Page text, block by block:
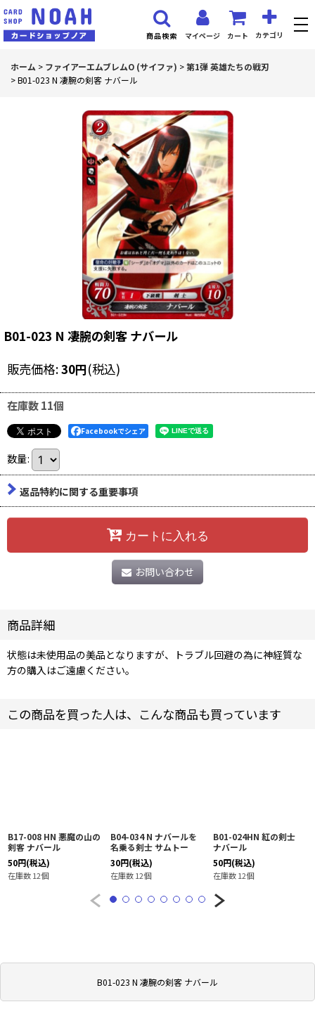
マイページ カート カテゴリ
商品検索
ホーム > ファイアーエムブレムO (サイファ) >第1弾 英雄たちの戦刃
>B01-023 N 凄腕の剣客 ナバール
B01-023 N 凄腕の剣客 ナバール
B01-023 N 凄腕の剣客 ナバール
販売価格:30円(税込)
在庫数 11個
Facebookでシェア
数量:
返品特約に関する重要事項
カートに入れる
お問い合わせ
商品詳細
状態は未使用品の美品となりますが、トラブル回避の為に神経質な
方の購入はご遠慮ください。
この商品を買った人は、こんな商品も買っています
B17-008 HN 悪魔の山の
剣客 ナバール
50円(税込)
在庫数 12個
B04-034 N ナバールを
名乗る剣士 サムトー
30円(税込)
在庫数 12個
B01-024HN 紅の剣士
ナバール
50円(税込)
在庫数 12個